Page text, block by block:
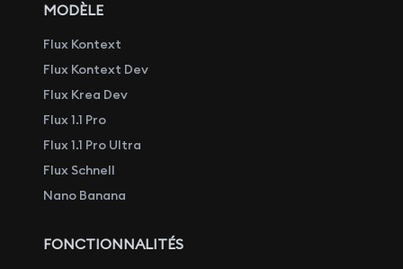
MODÈLE
Flux Kontext
Flux Kontext Dev
Flux Krea Dev
Flux 1.1 Pro
Flux 1.1 Pro Ultra
Flux Schnell
Nano Banana
FONCTIONNALITÉS